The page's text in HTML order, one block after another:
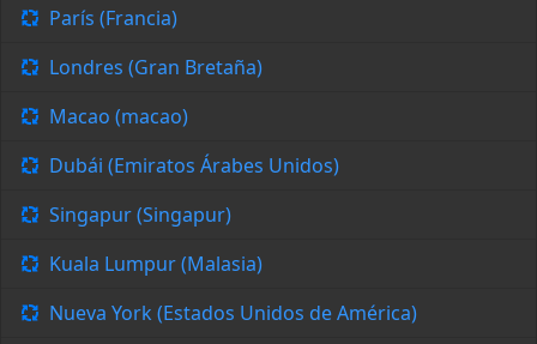
París (Francia)
Londres (Gran Bretaña)
Macao (macao)
Dubái (Emiratos Árabes Unidos)
Singapur (Singapur)
Kuala Lumpur (Malasia)
Nueva York (Estados Unidos de América)